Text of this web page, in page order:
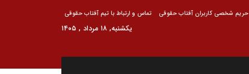
تماس و ارتباط با تیم آفتاب حقوقی حریم شخصی کاربران آفتاب حقوقی
یکشنبه, ۱۸ مرداد , ۱۴۰۵